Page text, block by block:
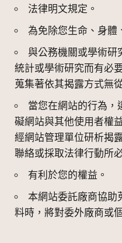
法律明文規定。
為免除您生命、身體
與公務機關或學術研
統計或學術研究而有必
蒐集著依其揭露方式無
當您在網站的行為，
礙網站與其他使用者權
經網站管理單位研析揭
聯絡或採取法律行動所
有利於您的權益。
本網站委託廠商協助
料時，將對委外廠商或